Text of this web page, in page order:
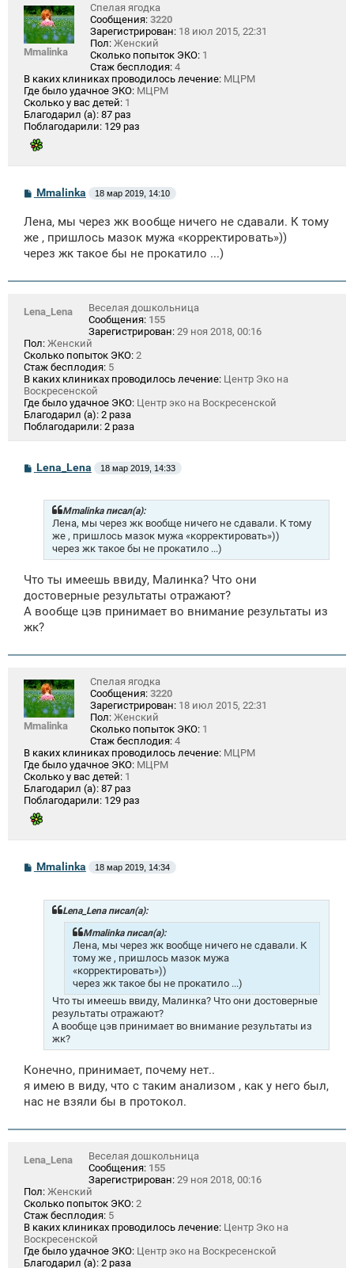
Mmalinka
Спелая ягодка
Сообщения: 3220
Зарегистрирован: 18 июл 2015, 22:31
Пол: Женский
Сколько попыток ЭКО: 1
Стаж бесплодия: 4
В каких клиниках проводилось лечение: МЦРМ
Где было удачное ЭКО: МЦРМ
Сколько у вас детей: 1
Благодарил (а): 87 раз
Поблагодарили: 129 раз
С
о
б
щ
н
е
Mmalinka 18 мар 2019, 14:10
Лена, мы через жк вообще ничего не сдавали. К тому
же , пришлось мазок мужа «корректировать»))
через жк такое бы не прокатило ...)
Lena_Lena
Веселая дошкольница
Сообщения: 155
Зарегистрирован: 29 ноя 2018, 00:16
Пол: Женский
Сколько попыток ЭКО: 2
Стаж бесплодия: 5
В каких клиниках проводилось лечение: Центр Эко на
Воскресенской
Где было удачное ЭКО: Центр эко на Воскресенской
Благодарил (а): 2 раза
Поблагодарили: 2 раза
С
о
Lena_Lena 18 мар 2019, 14:33
Mmalinka писал(а):
Лена, мы через жк вообще ничего не сдавали. К тому
же , пришлось мазок мужа «корректировать»))
через жк такое бы не прокатило ...)
Что ты имеешь ввиду, Малинка? Что они
достоверные результаты отражают?
А вообще цэв принимает во внимание результаты из
жк?
Mmalinka
Спелая ягодка
Сообщения: 3220
Зарегистрирован: 18 июл 2015, 22:31
Пол: Женский
Сколько попыток ЭКО: 1
Стаж бесплодия: 4
В каких клиниках проводилось лечение: МЦРМ
Где было удачное ЭКО: МЦРМ
Сколько у вас детей: 1
Благодарил (а): 87 раз
Поблагодарили: 129 раз
С
о
Mmalinka 18 мар 2019, 14:34
Lena_Lena писал(а):
Mmalinka писал(а):
Лена, мы через жк вообще ничего не сдавали. К
тому же , пришлось мазок мужа
«корректировать»))
через жк такое бы не прокатило ...)
Что ты имеешь ввиду, Малинка? Что они достоверные
результаты отражают?
А вообще цэв принимает во внимание результаты из
жк?
Конечно, принимает, почему нет..
я имею в виду, что с таким анализом , как у него был,
нас не взяли бы в протокол.
Lena_Lena
Веселая дошкольница
Сообщения: 155
Зарегистрирован: 29 ноя 2018, 00:16
Пол: Женский
Сколько попыток ЭКО: 2
Стаж бесплодия: 5
В каких клиниках проводилось лечение: Центр Эко на
Воскресенской
Где было удачное ЭКО: Центр эко на Воскресенской
Благодарил (а): 2 раза